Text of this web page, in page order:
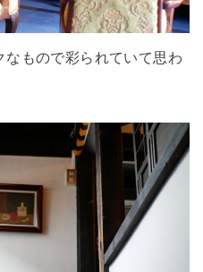
もので彩られていて思わ